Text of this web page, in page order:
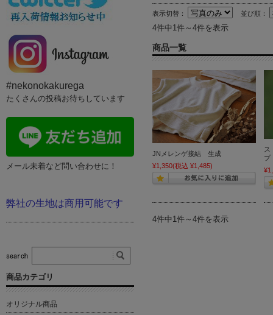
表示切替： 並び順：
4件中1件～4件を表示
商品一覧
JNメレンゲ接結 生成
¥1,350(税込 ¥1,485)
プ
4件中1件～4件を表示
#nekonokakurega
たくさんの投稿お待ちしています
メール未着など問い合わせに！
弊社の生地は商用可能です
商品カテゴリ
オリジナル商品